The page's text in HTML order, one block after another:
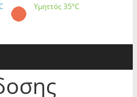
Υμηττός35°C